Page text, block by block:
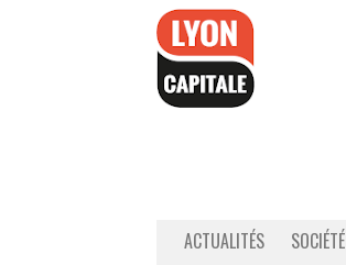
ACTUALITÉS SOCIÉTÉ